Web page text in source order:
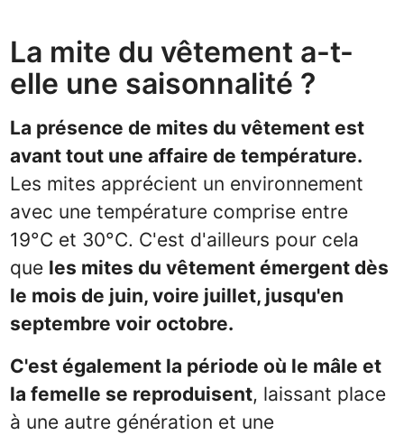
La mite du vêtement a-t-
elle une saisonnalité ?
La présence de mites du vêtement est
avant tout une affaire de température.
Les mites apprécient un environnement
avec une température comprise entre
19°C et 30°C. C'est d'ailleurs pour cela
que les mites du vêtement émergent dès
le mois de juin, voire juillet, jusqu'en
septembre voir octobre.
C'est également la période où le mâle et
la femelle se reproduisent, laissant place
à une autre génération et une